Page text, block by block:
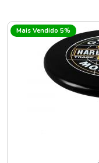
Mais Vendido 5%